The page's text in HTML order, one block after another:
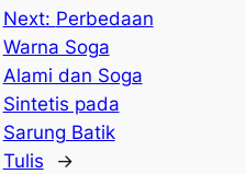
Next: Perbedaan
Warna Soga
Alami dan Soga
Sintetis pada
Sarung Batik
Tulis
→